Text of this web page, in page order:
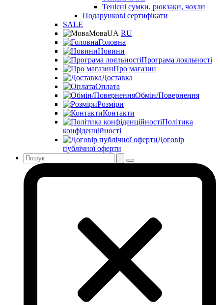
Тенісні сумки, рюкзаки, чохли
Подарункові сертифікати
SALE
МоваUA RU
Головна
Новини
Програма лояльності
Про магазин
Доставка
Оплата
Обмін/Повернення
Розміри
Контакти
Політика
конфіденційності
Договір
публічної оферти